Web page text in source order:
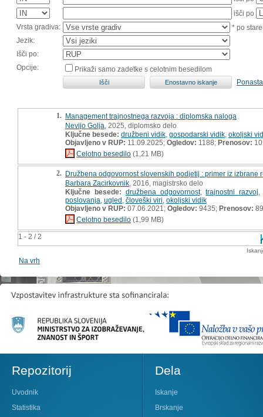
išči po
Vrsta gradiva:
* po
Jezik:
Išči po:
Opcije:
Prikaži samo zadetke s celotnim besedilom
1 - 2 / 2
1. Management trajnostnega razvoja : diplomska naloga
Nevijo Golja , 2025, diplomsko delo
Ključne besede: družbeni vidik gospodarski vidik okoljski
Objavljeno v RUP: 11.09.2025; Ogledov: 1188; Prenosov:
Celotno besedilo (1,21 MB)
2. Družbena odgovornost slovenskih podjetij : primer iz izbrane
Barbara Zacirkovnik , 2016, magistrsko delo
Ključne besede: družbena odgovornost,trajnostni razvoj
poslovanja ugled človeški viri okoljski vidik
Objavljeno v RUP: 07.06.2021; Ogledov: 9435; Prenosov: 89
Celotno besedilo (1,99 MB)
Na vrh
Repozitorij
Uvodnik
Statistika
Dela
Iskanje
Brskanje